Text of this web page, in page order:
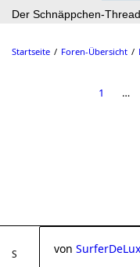
Der Schnäppchen-Thread
Startseite Foren-Übersicht
1 …
von